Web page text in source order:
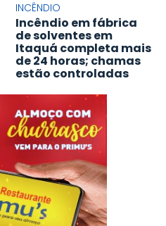
INCÊNDIO
Incêndio em fábrica
de solventes em
Itaquá completa mais
de 24 horas; chamas
estão controladas